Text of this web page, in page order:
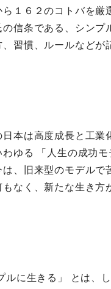
１６２のコトバを厳
信条である、シンプ
習慣、ルールなどが
日本は高度成長と工業
ゆる 「人生の成功モ
、旧来型のモデルで
なく、新たな生き方
ルに生きる」 とは、